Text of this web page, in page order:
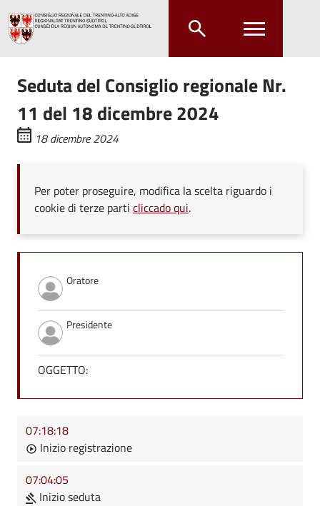
Seduta del Consiglio regionale Nr.
11 del 18 dicembre 2024
18 dicembre 2024
Per poter proseguire, modifica la scelta riguardo i
cookie di terze parti cliccado qui.
Oratore
Presidente
OGGETTO:
07:18:18
Inizio registrazione
07:04:05
Inizio seduta